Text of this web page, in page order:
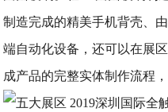
制造完成的精美手机背壳、
端自动化设备，还可以在展
成产品的完整实体制作流程